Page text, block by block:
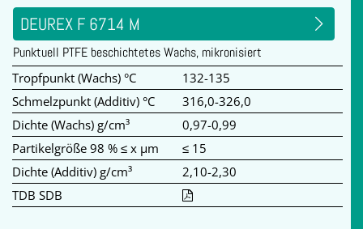
DEUREX F 6714 M
Punktuell PTFE beschichtetes Wachs, mikronisiert
Tropfpunkt (Wachs) °C
132-135
Schmelzpunkt (Additiv) °C
316,0-326,0
Dichte (Wachs) g/cm³
0,97-0,99
Partikelgröße 98 % ≤ x µm
≤ 15
Dichte (Additiv) g/cm³
2,10-2,30
TDB SDB